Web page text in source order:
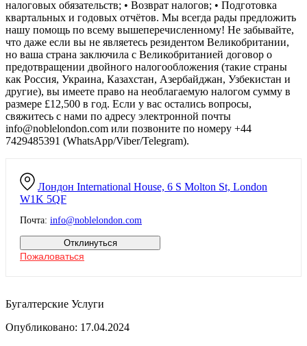
Лондон International House, 6 S Molton St, London
W1K 5QF
Почта: info@noblelondon.com
Отклинуться
Пожаловаться
налоговых обязательств; • Возврат налогов; • Подготовка
квартальных и годовых отчётов. Мы всегда рады предложить
нашу помощь по всему вышеперечисленному! Не забывайте,
что даже если вы не являетесь резидентом Великобритании,
но ваша страна заключила с Великобританией договор о
предотвращении двойного налогообложения (такие страны
как Россия, Украина, Казахстан, Азербайджан, Узбекистан и
другие), вы имеете право на необлагаемую налогом сумму в
размере £12,500 в год. Если у вас остались вопросы,
свяжитесь с нами по адресу электронной почты
info@noblelondon.com или позвоните по номеру +44
7429485391 (WhatsApp/Viber/Telegram).
Бугалтерские Услуги
Опубликовано: 17.04.2024